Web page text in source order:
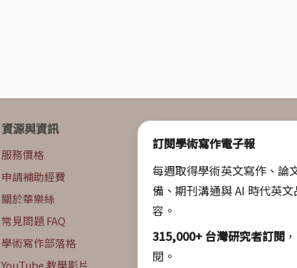
資源與資訊
服務價格
申請補助經費
關於華樂絲
常見問題 FAQ
學術寫作部落格
YouTube 教學影片
訂閱學術寫作電子報
每週取得學術英文寫作、論
備、期刊溝通與 AI 時代英
容。
315,000+ 台灣研究者訂閱
閱。